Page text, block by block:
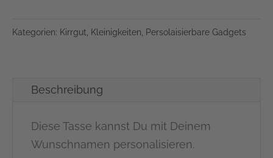
Jagdkönig
Kategorien: Kirrgut Kleinigkeiten Persolaisierbare Gadgets
Beschreibung
Diese Tasse kannst Du mit Deinem
Wunschnamen personalisieren.